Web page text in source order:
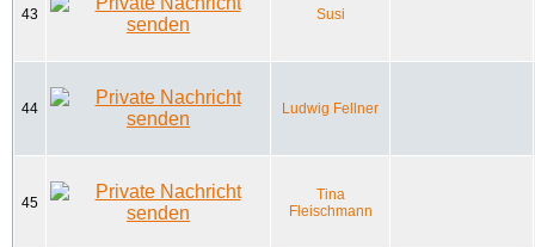
43 Susi
44 Ludwig Fellner
45
Tina
Fleischmann